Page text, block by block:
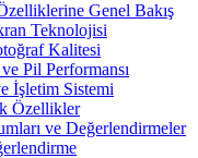
Genel Bakış
Teknolojisi
Kalitesi
Pil Performansı
İşletim Sistemi
Özellikler
ve Değerlendirmeler